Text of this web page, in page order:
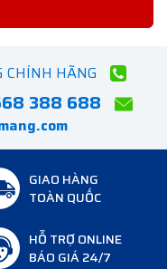
HÃNG
388 688
GIAO HÀNG
TOÀN QUỐC
HỖ TRỢ ONLINE
BÁO GIÁ 24/7